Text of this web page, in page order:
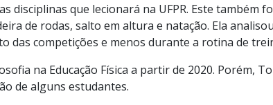
disciplinas que lecionará na UFPR. Este
de rodas, salto em altura e natação. Ela
das competições e menos durante a rotina de
na Educação Física a partir de 2020. Porém,
de alguns estudantes.